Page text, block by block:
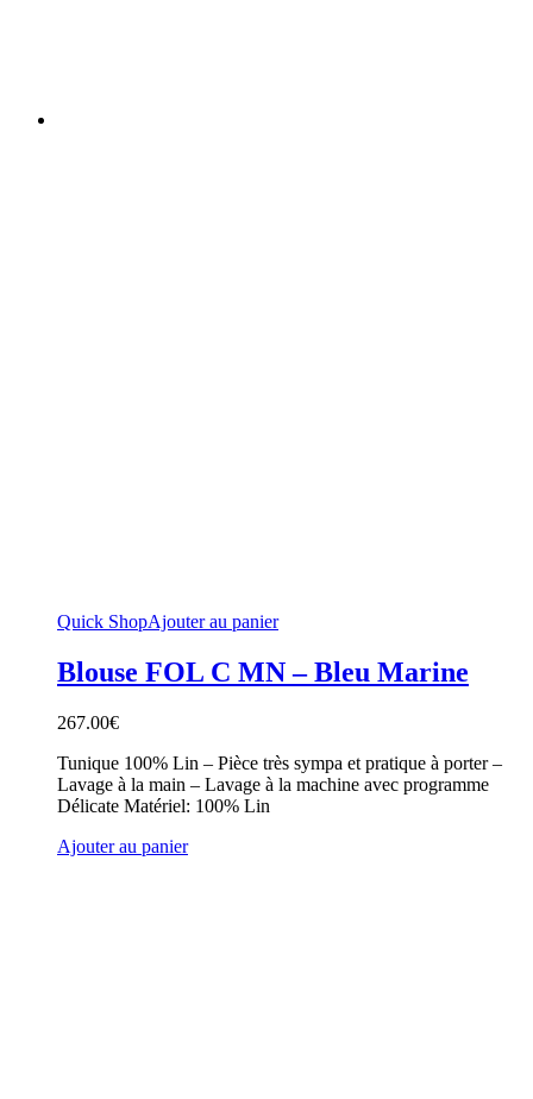
Quick ShopAjouter au panier
Blouse FOL C MN – Bleu Marine
267.00€
Tunique 100% Lin – Pièce très sympa et pratique à porter –
Lavage à la main – Lavage à la machine avec programme
Délicate Matériel: 100% Lin
Ajouter au panier